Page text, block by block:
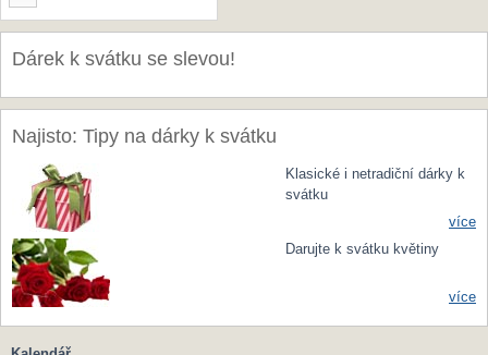
Dárek k svátku se slevou!
Najisto: Tipy na dárky k svátku
Klasické i netradiční dárky k
svátku
více
Darujte k svátku květiny
více